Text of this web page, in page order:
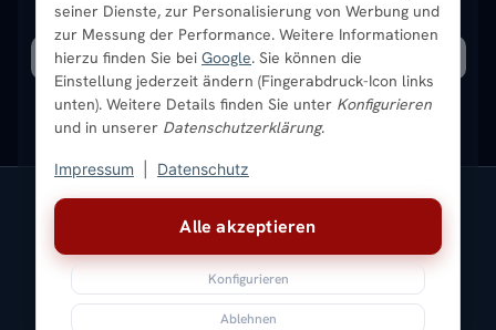
Alle akzeptieren
Konfigurieren
Ablehnen
seiner Dienste, zur Personalisierung von Werbung und
zur Messung der Performance. Weitere Informationen
hierzu finden Sie bei Google. Sie können die
Einstellung jederzeit ändern (Fingerabdruck-Icon links
unten). Weitere Details finden Sie unter Konfigurieren
und in unserer Datenschutzerklärung.
Impressum Datenschutz
BestpreisgarantieSICHERE ZAHLUNG VERSAND MIT
* Alle Preise inkl. gesetzlicher USt. |Kostenloser Versand
ImpressumDatenschutzAGBWiderrufsbelehrungVersandkosten
BatteriegesetzSitemap